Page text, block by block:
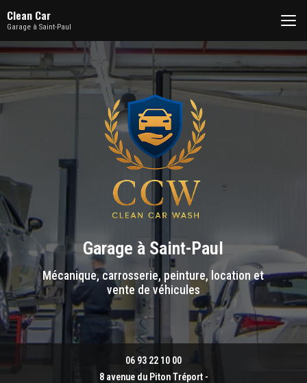
au
contenu
principal
Clean Car
Garage à Saint-Paul
Garage à Saint-Paul
Mécanique, carrosserie, peinture, location et
vente de véhicules
06 93 22 10 00
8 avenue du Piton Tréport -